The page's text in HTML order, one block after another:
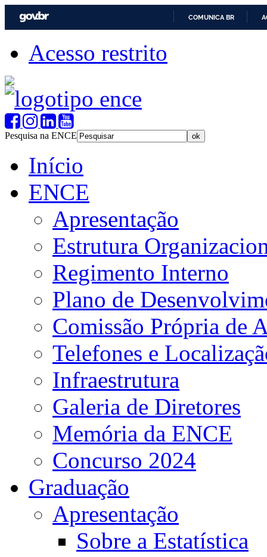
COMUNICA BR
Acesso restrito
Pesquisa na ENCE
Início
ENCE
Apresentação
Estrutura
Regimento Interno
Plano de
Comissão Própria de
Telefones e
Infraestrutura
Galeria de Diretores
Memória da ENCE
Concurso 2024
Graduação
Apresentação
Sobre a Estatística